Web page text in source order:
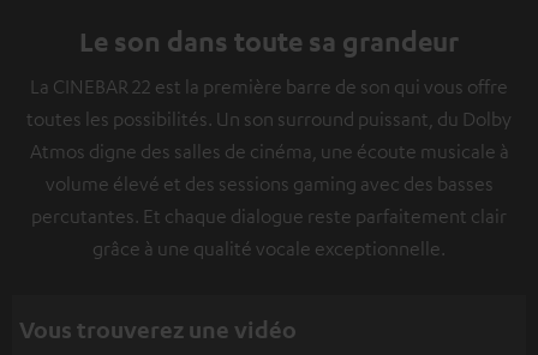
Le son dans toute sa grandeur
La CINEBAR 22 est la première barre de son qui vous offre
toutes les possibilités. Un son surround puissant, du Dolby
Atmos digne des salles de cinéma, une écoute musicale à
volume élevé et des sessions gaming avec des basses
percutantes. Et chaque dialogue reste parfaitement clair
grâce à une qualité vocale exceptionnelle.
Vous trouverez une vidéo